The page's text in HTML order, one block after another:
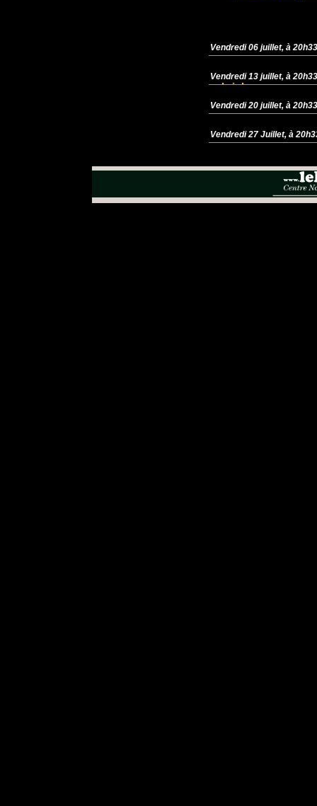
Vendredi 06 juillet, à 20h33
Vendredi 13 juillet, à 20h33
cabrioles
Vendredi 20 juillet, à 20h33
Vendredi 27 Juillet, à